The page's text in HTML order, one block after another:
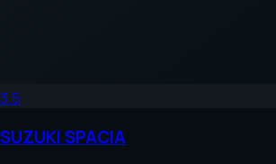
3.5
SUZUKISPACIA